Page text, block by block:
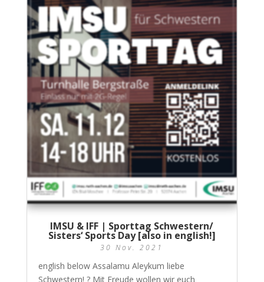
IMSU & IFF | Sporttag Schwestern/
Sisters‘ Sports Day [also in english!]
30 Nov. 2021
english below Assalamu Aleykum liebe
Schwestern! ? Mit Freude wollen wir euch